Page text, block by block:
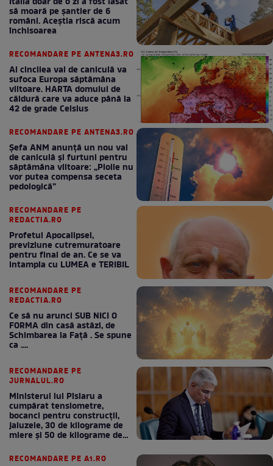
să moară pe şantier de 6
români. Aceștia riscă acum
închisoarea
RECOMANDARE PE ANTENA3.RO
Al cincilea val de caniculă va
sufoca Europa săptămâna
viitoare. HARTA domului de
căldură care va aduce până la
42 de grade Celsius
RECOMANDARE PE ANTENA3.RO
Șefa ANM anunță un nou val
de caniculă și furtuni pentru
săptămâna viitoare: „Ploile nu
vor putea compensa seceta
pedologică”
RECOMANDARE PE
REDACTIA.RO
Profetul Apocalipsei,
previziune cutremuratoare
pentru final de an. Ce se va
intampla cu LUMEA e TERIBIL
RECOMANDARE PE
REDACTIA.RO
Ce să nu arunci SUB NICI O
FORMA din casă astăzi, de
Schimbarea la Față . Se spune
ca ....
RECOMANDARE PE
JURNALUL.RO
Ministerul lui Pîslaru a
cumpărat tensiometre,
bocanci pentru construcții,
jaluzele, 30 de kilograme de
miere și 50 de kilograme de
RECOMANDARE PE A1.RO